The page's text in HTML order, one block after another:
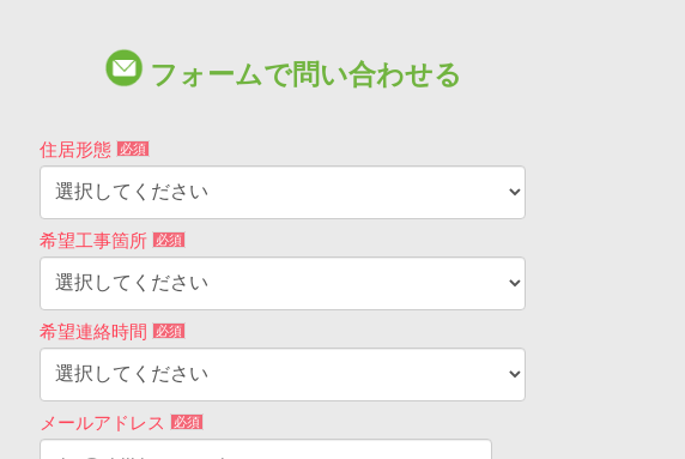
フォームで問い合わせる
住居形態 必須
希望工事箇所 必須
希望連絡時間 必須
メールアドレス 必須